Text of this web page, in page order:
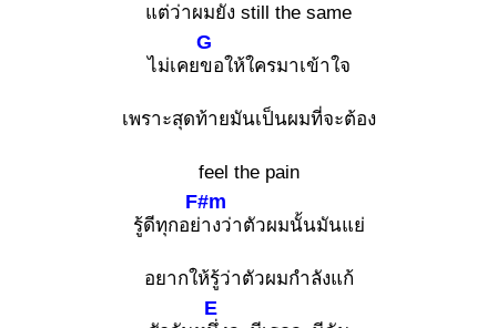
แต่ว่าผมยัง still the same
ไม่เคย
G
ขอให้ใครมาเข้าใจ
เพราะสุดท้ายมันเป็นผมที่จะต้อง
feel the pain
รู้ดีทุกอย่
F#m
างว่าตัวผมนั้นมันแย่
อยากให้รู้ว่าตัวผมกำลังแก้
E